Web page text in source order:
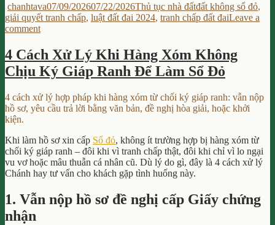
Đất
Đai
Sổ
Đỏ
Thì
Quyết
Thế
Author
chanhtavaPosted
on
07/09/202607/22/2026Categories
Thủ tục nhà đấtTags
đất không sổ đỏ,
giải quyết tranh chấp, luật đất đai 2024, tranh chấp đất đaiLeave a
commenton
Chấp
Đất
Đai
Có
Sổ
Giải
Quyết
Thế
Nào?
4 Cách Xử Lý Khi Hàng Xóm Không
Chịu Ký Giáp Ranh Để Làm Sổ Đỏ
4 cách xử lý hợp pháp khi hàng xóm từ chối ký giáp ranh: vẫn nộp
hồ sơ, yêu cầu trả lời bằng văn bản, đề nghị hòa giải, hoặc khởi
kiện.
Khi làm hồ sơ xin cấp Sổ đỏ, không ít trường hợp bị hàng xóm từ
chối ký giáp ranh – đôi khi vì tranh chấp thật, đôi khi chỉ vì lo ngại
vu vơ hoặc mâu thuẫn cá nhân cũ. Dù lý do gì, đây là 4 cách xử lý
Chánh hay tư vấn cho khách gặp tình huống này.
1. Vẫn nộp hồ sơ đề nghị cấp Giấy chứng
nhận